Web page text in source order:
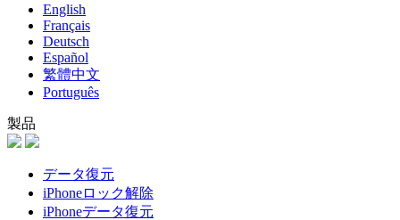
English
Français
Deutsch
Español
繁體中文
Português
製品
データ復元
iPhoneロック解除
iPhoneデータ復元